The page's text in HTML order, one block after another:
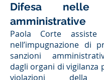
Difesa nelle
amministrative
Paola Corte assiste
nell’impugnazione di
sanzioni
dagli organi di vigilanza
violazioni della